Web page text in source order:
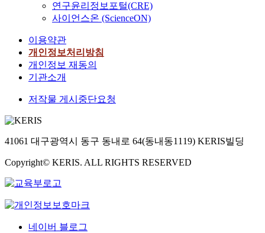
연구윤리정보포털(CRE)
사이언스온 (ScienceON)
이용약관
개인정보처리방침
개인정보 재동의
기관소개
저작물 게시중단요청
41061 대구광역시 동구 동내로 64(동내동1119) KERIS빌딩
Copyright© KERIS. ALL RIGHTS RESERVED
네이버 블로그